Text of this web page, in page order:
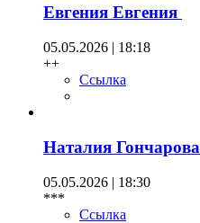
Евгения Евгения
05.05.2026 | 18:18
++
Ссылка
Наталия Гончарова
05.05.2026 | 18:30
***
Ссылка